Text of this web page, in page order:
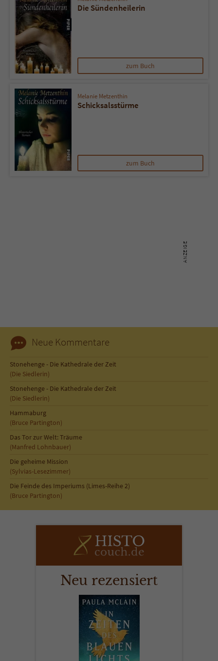
Die Sündenheilerin
zum Buch
Melanie Metzenthin
Schicksalsstürme
zum Buch
Neue Kommentare
Stonehenge - Die Kathedrale der Zeit
(Die Siedlerin)
Stonehenge - Die Kathedrale der Zeit
(Die Siedlerin)
Hammaburg
(Bruce Partington)
Das Tor zur Welt: Träume
(Manfred Lohnbauer)
Die geheime Mission
(Sylvias-Lesezimmer)
Die Feinde des Imperiums (Limes-Reihe 2)
(Bruce Partington)
Neu rezensiert